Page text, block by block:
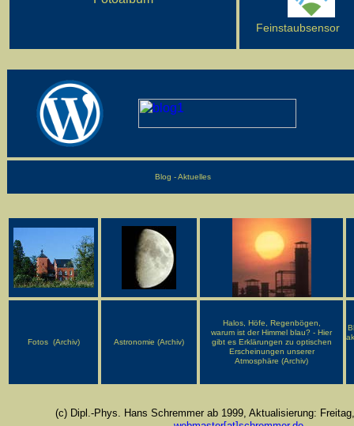
Feinstaubsensor
Blog - Aktuelles
Fotos (Archiv) Astronomie (Archiv)
Halos, Höfe, Regenbögen,
warum ist der Himmel blau? - Hier
gibt es Erklärungen zu optischen
Erscheinungen unserer
Atmosphäre (Archiv)
(c) Dipl.-Phys. Hans Schremmer ab 1999, Aktualisierung: